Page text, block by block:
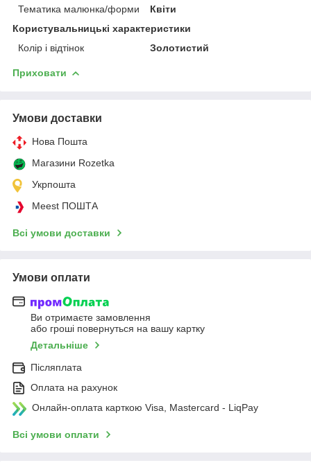
Тематика малюнка/форми
Квіти
Користувальницькі характеристики
Колір і відтінок
Золотистий
Приховати
Умови доставки
Нова Пошта
Магазини Rozetka
Укрпошта
Meest ПОШТА
Всі умови доставки
Умови оплати
Ви отримаєте замовлення
або гроші повернуться на вашу картку
Детальніше
Післяплата
Оплата на рахунок
Онлайн-оплата карткою Visa, Mastercard - LiqPay
Всі умови оплати